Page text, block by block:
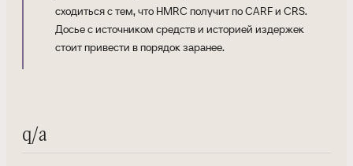
сходиться с тем, что HMRC получит по CARF и CRS.
Досье с источником средств и историей издержек
стоит привести в порядок заранее.
q/a